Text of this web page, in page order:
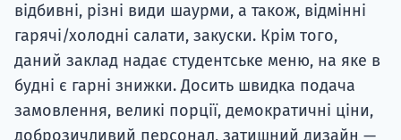
відбивні, різні види шаурми, а також, відмінні
гарячі/холодні салати, закуски. Крім того,
даний заклад надає студентське меню, на яке в
будні є гарні знижки. Досить швидка подача
замовлення, великі порції, демократичні ціни,
доброзичливий персонал, затишний дизайн —